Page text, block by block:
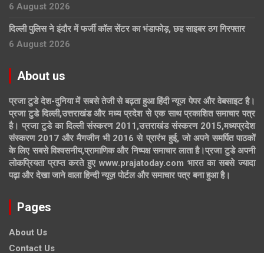
6 August 2026
दिल्ली पुलिस ने इंदौर में फर्जी कॉल सेंटर का भंडाफोड़, छह साइबर ठग गिरफ्तार
6 August 2026
About us
प्रजा टुडे देश-दुनिया में सबसे तेजी से बढ़ता हुआ हिंदी न्यूज पेपर और वेबसाइट है।
प्रजा टुडे दिल्ली,उत्तराखंड और मध्य प्रदेश से एक साथ प्रकाशित समाचार पत्र
है। प्रजा टुडे का दिल्ली संस्करण 2011,उत्तराखंड संस्करण 2015,मध्यप्रदेश
संस्करण 2017 और मैगजीन भी 2016 से प्रारंभ हुई, जो अपने समर्पित पाठकों
के लिए सबसे विश्वसनीय,प्रामाणिक और निष्पक्ष समाचार लाता है।प्रजा टुडे अपनी
लोकप्रियता प्राप्त करते हुए www.prajatoday.com भारत का सबसे ज्यादा
पढ़ा और देखा जाने वाला हिन्दी न्यूज़ पोर्टल और समाचार पत्र बना हुआ है।
Pages
About Us
Contact Us